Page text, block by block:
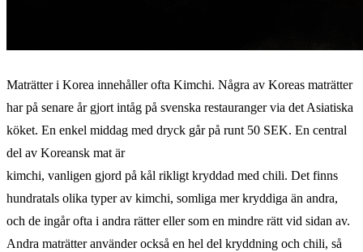
Maträtter i Korea innehåller ofta Kimchi. Några av Koreas maträtter
har på senare år gjort intåg på svenska restauranger via det Asiatiska
köket. En enkel middag med dryck går på runt 50 SEK. En central
del av Koreansk mat är
kimchi, vanligen gjord på kål rikligt kryddad med chili. Det finns
hundratals olika typer av kimchi, somliga mer kryddiga än andra,
och de ingår ofta i andra rätter eller som en mindre rätt vid sidan av.
Andra maträtter använder också en hel del kryddning och chili, så